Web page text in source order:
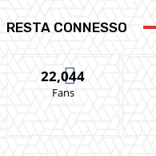
RESTA CONNESSO
22,044
Fans